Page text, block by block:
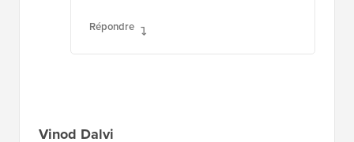
Répondre
Vinod Dalvi